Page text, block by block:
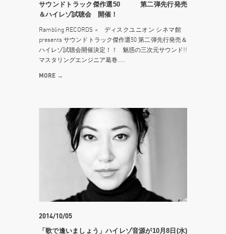
サウンドトラック傑作選50 第二弾先行発売
＆ハイレゾ試聴会 開催！
Rambling RECORDS × ディスクユニオン シネマ館
presents サウンドトラック傑作選50 第二弾先行発売＆
ハイレゾ試聴会開催決定！！ 魅惑の三次元サウンド!!
マスタリングエンジニア葛巻.....
MORE →
2014/10/05
「歌で逢いましょう」ハイレゾ音源が10月8日(水)